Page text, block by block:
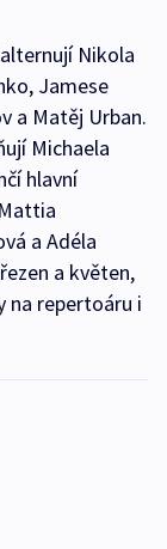
Nikola
Jamese
a Matěj Urban.
Michaela
hlavní
a Adéla
a květen,
na repertoáru i